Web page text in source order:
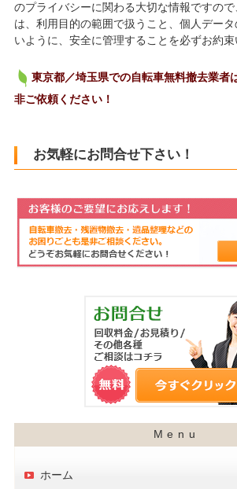
のプライバシーに関わる大切な情報ですの
は、利用目的の範囲で扱うこと、個人デー
いように、安全に管理することを必ずお約束
東京都／埼玉県での自転車無料撤去業者
非ご依頼ください！
お気軽にお問合せ下さい！
ホーム